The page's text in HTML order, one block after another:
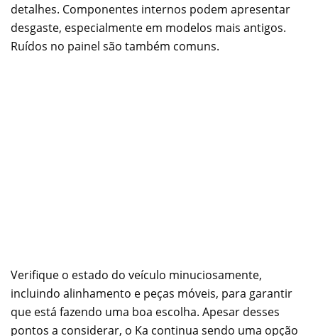
detalhes. Componentes internos podem apresentar
desgaste, especialmente em modelos mais antigos.
Ruídos no painel são também comuns.
Verifique o estado do veículo minuciosamente,
incluindo alinhamento e peças móveis, para garantir
que está fazendo uma boa escolha. Apesar desses
pontos a considerar, o Ka continua sendo uma opção